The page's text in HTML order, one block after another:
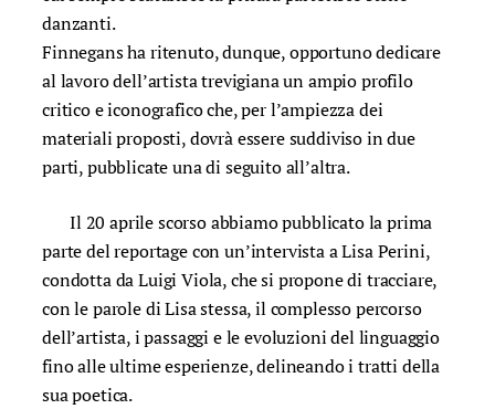
danzanti.
Finnegans ha ritenuto, dunque, opportuno dedicare
al lavoro dell’artista trevigiana un ampio profilo
critico e iconografico che, per l’ampiezza dei
materiali proposti, dovrà essere suddiviso in due
parti, pubblicate una di seguito all’altra.
Il 20 aprile scorso abbiamo pubblicato la prima
parte del reportage con un’intervista a Lisa Perini,
condotta da Luigi Viola, che si propone di tracciare,
con le parole di Lisa stessa, il complesso percorso
dell’artista, i passaggi e le evoluzioni del linguaggio
fino alle ultime esperienze, delineando i tratti della
sua poetica.